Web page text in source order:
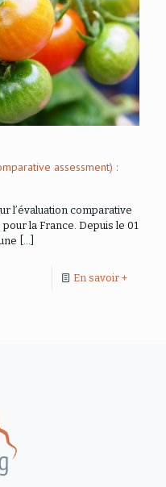
assessment) :
l’évaluation comparative
la France. Depuis le 01
En savoir +